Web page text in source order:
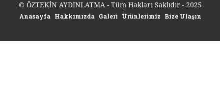
© ÖZTEKİN AYDINLATMA - Tüm Hakları Saklıdır - 2025
Anasayfa Hakkımızda Galeri Ürünlerimiz Bize Ulaşın